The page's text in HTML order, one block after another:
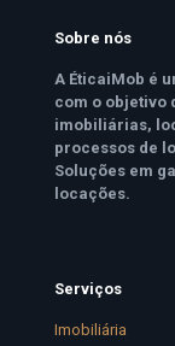
Sobre nós
A ÉticaiMob é
com o objetivo
imobiliárias,
processos de
Soluções em
locações.
Serviços
Imobiliária